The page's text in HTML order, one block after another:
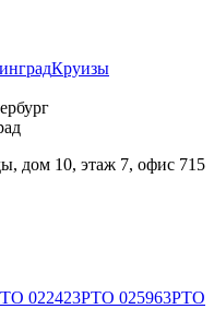
Круизы
дом 10, этаж 7, офис 715
022423РТО 025963РТО